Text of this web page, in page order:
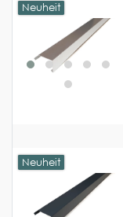
Neuheit
Neuheit